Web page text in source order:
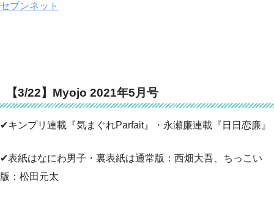
セブンネット
【3/22】Myojo 2021年5月号
✔キンプリ連載『気まぐれParfait』・永瀬廉連載『日日恋廉』
✔表紙はなにわ男子・裏表紙は通常版：西畑大吾、ちっこい
版：松田元太